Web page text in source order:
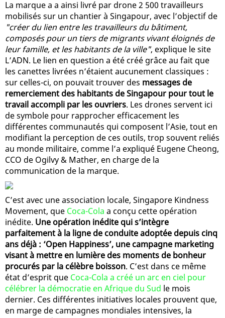
La marque a a ainsi livré par drone 2 500 travailleurs
mobilisés sur un chantier à Singapour, avec l’objectif de
"créer du lien entre les travailleurs du bâtiment,
composés pour un tiers de migrants vivant éloignés de
leur famille, et les habitants de la ville", explique le site
L’ADN. Le lien en question a été créé grâce au fait que
les canettes livrées n’étaient aucunement classiques :
sur celles-ci, on pouvait trouver des messages de
remerciement des habitants de Singapour pour tout le
travail accompli par les ouvriers. Les drones servent ici
de symbole pour rapprocher efficacement les
différentes communautés qui composent l’Asie, tout en
modifiant la perception de ces outils, trop souvent reliés
au monde militaire, comme l’a expliqué Eugene Cheong,
CCO de Ogilvy & Mather, en charge de la
communication de la marque.
C’est avec une association locale, Singapore Kindness
Movement, que Coca-Cola a conçu cette opération
inédite. Une opération inédite qui s’intègre
parfaitement à la ligne de conduite adoptée depuis cinq
ans déjà : ‘Open Happiness’, une campagne marketing
visant à mettre en lumière des moments de bonheur
procurés par la célèbre boisson. C’est dans ce même
état d’esprit que Coca-Cola a créé un arc en ciel pour
célébrer la démocratie en Afrique du Sud le mois
dernier. Ces différentes initiatives locales prouvent que,
en marge de campagnes mondiales intensives, la